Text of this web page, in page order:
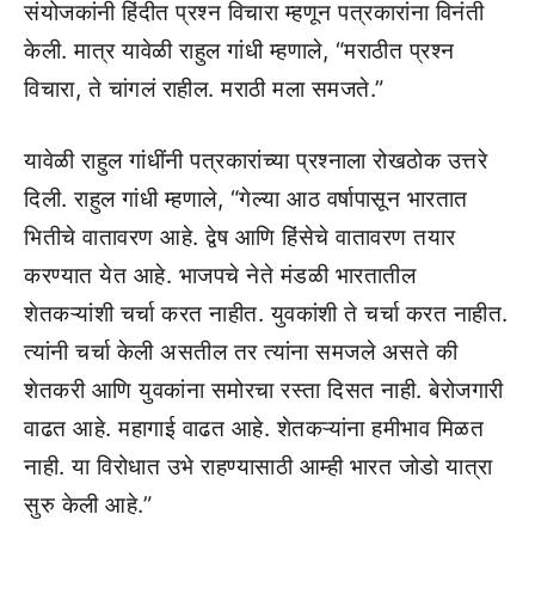
संयोजकांनी हिंदीत प्रश्न विचारा म्हणून पत्रकारांना विनंती
केली. मात्र यावेळी राहुल गांधी म्हणाले, “मराठीत प्रश्न
विचारा, ते चांगलं राहील. मराठी मला समजते.”
यावेळी राहुल गांधींनी पत्रकारांच्या प्रश्नाला रोखठोक उत्तरे
दिली. राहुल गांधी म्हणाले, “गेल्या आठ वर्षापासून भारतात
भितीचे वातावरण आहे. द्वेष आणि हिंसेचे वातावरण तयार
करण्यात येत आहे. भाजपचे नेते मंडळी भारतातील
शेतकऱ्यांशी चर्चा करत नाहीत. युवकांशी ते चर्चा करत नाहीत.
त्यांनी चर्चा केली असतील तर त्यांना समजले असते की
शेतकरी आणि युवकांना समोरचा रस्ता दिसत नाही. बेरोजगारी
वाढत आहे. महागाई वाढत आहे. शेतकऱ्यांना हमीभाव मिळत
नाही. या विरोधात उभे राहण्यासाठी आम्ही भारत जोडो यात्रा
सुरु केली आहे.”